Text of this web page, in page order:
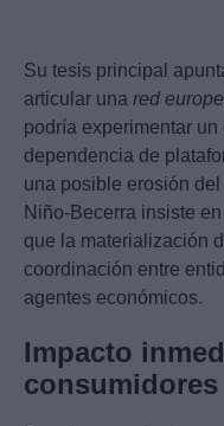
Su tesis principal
articular una red
podría experimentar
dependencia de
una posible erosión
Niño-Becerra insiste
que la materialización
coordinación entre
agentes económicos.
Impacto
consumidores